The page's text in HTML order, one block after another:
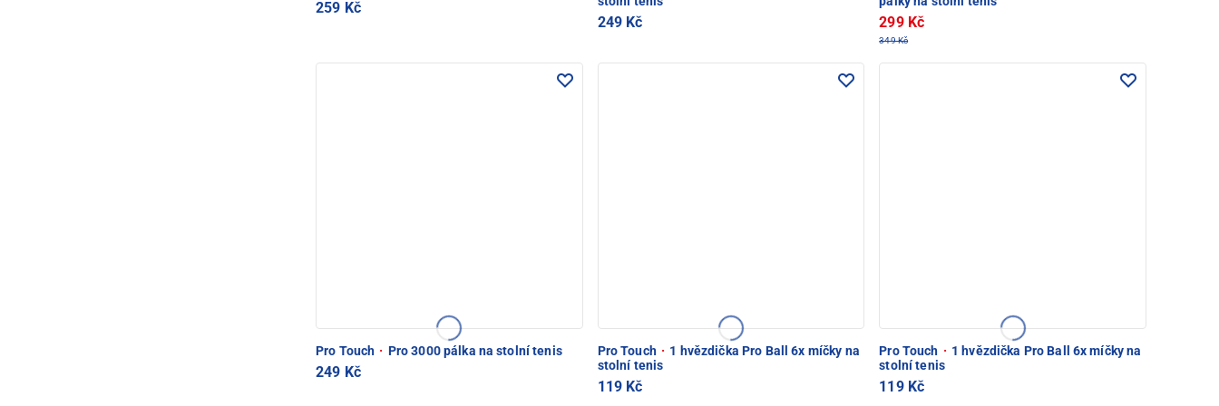
259 Kč
249 Kč 299 Kč
349 Kč
Pro Touch · Pro 3000 pálka na stolní tenis
249 Kč
Pro Touch · 1 hvězdička Pro Ball 6x míčky na
stolní tenis
119 Kč
Pro Touch · 1 hvězdička Pro Ball 6x míčky na
stolní tenis
119 Kč